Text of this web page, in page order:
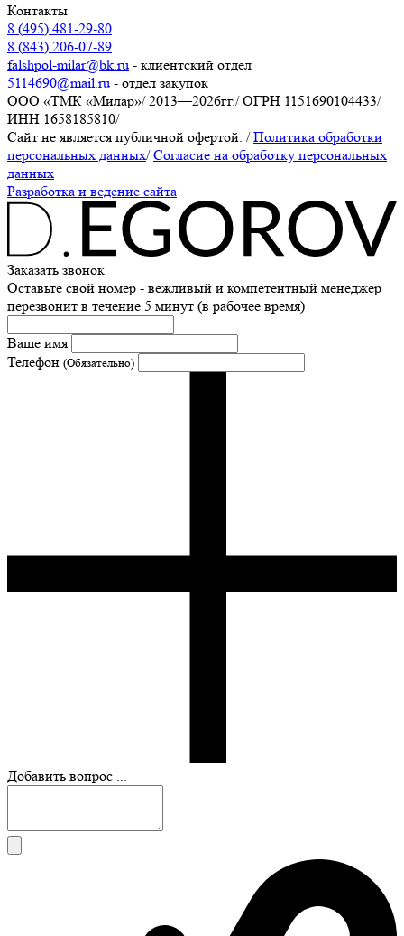
Контакты
8 (495) 481-29-80
8 (843) 206-07-89
falshpol-milar@bk.ru - клиентский отдел
5114690@mail.ru - отдел закупок
ООО «ТМК «Милар»/ 2013—2026гг./ОГРН 1151690104433/
ИНН 1658185810/
Сайт не является публичной офертой. / Политика обработки
персональных данных/ Согласие на обработку персональных
данных
Разработка и ведение сайта
Заказать звонок
Оставьте свой номер - вежливый и компетентный менеджер
перезвонит в течение 5 минут (в рабочее время)
Ваше имя
Телефон (Обязательно)
Добавить вопрос ...